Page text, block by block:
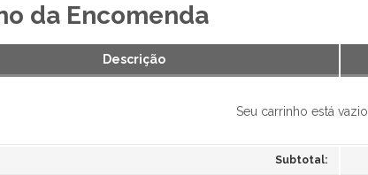
da Encomenda
Descrição
Seu carrinho está vazio
Subtotal: